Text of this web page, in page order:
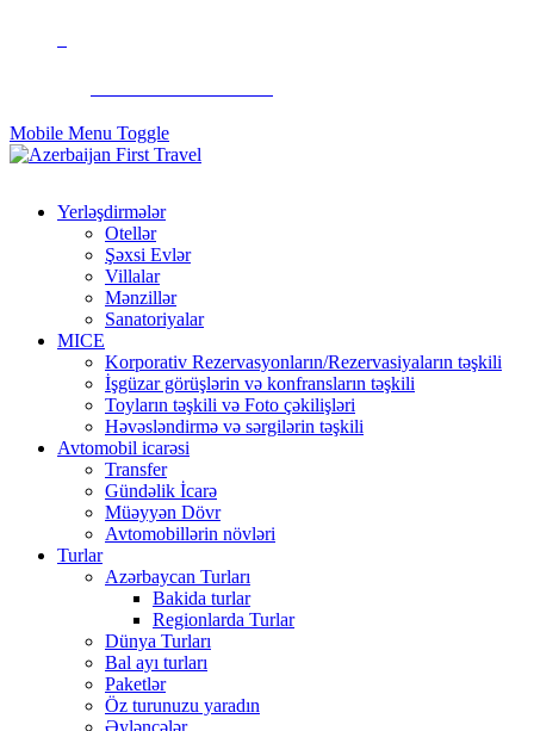
Mobile Menu Toggle
Yerləşdirmələr
Otellər
Şəxsi Evlər
Villalar
Mənzillər
Sanatoriyalar
MICE
Korporativ Rezervasyonların/Rezervasiyaların təşkili
İşgüzar görüşlərin və konfransların təşkili
Toyların təşkili və Foto çəkilişləri
Həvəsləndirmə və sərgilərin təşkili
Avtomobil icarəsi
Transfer
Gündəlik İcarə
Müəyyən Dövr
Avtomobillərin növləri
Turlar
Azərbaycan Turları
Bakida turlar
Regionlarda Turlar
Dünya Turları
Bal ayı turları
Paketlər
Öz turunuzu yaradın
Əyləncələr